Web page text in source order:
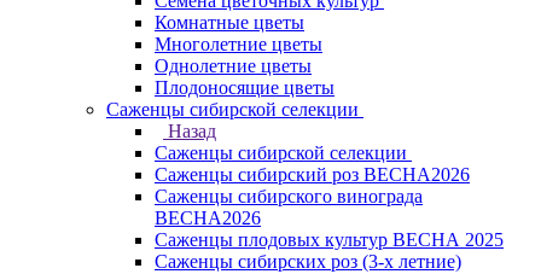
Комнатные цветы
Многолетние цветы
Однолетние цветы
Плодоносящие цветы
Саженцы сибирской селекции
Назад
Саженцы сибирской селекции
Саженцы сибирский роз ВЕСНА2026
Саженцы сибирского винограда
ВЕСНА2026
Саженцы плодовых культур ВЕСНА 2025
Саженцы сибирских роз (3-х летние)